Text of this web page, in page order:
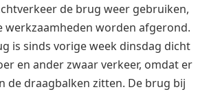
de brug weer gebruiken,
werkzaamheden worden afgerond.
is sinds vorige week dinsdag dicht
en ander zwaar verkeer, omdat er
de draagbalken zitten. De brug bij